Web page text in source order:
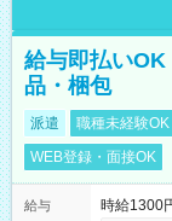
給与即払い
品・梱包
派遣 職種未経験OK
WEB登録・面接OK
給与
時給1300